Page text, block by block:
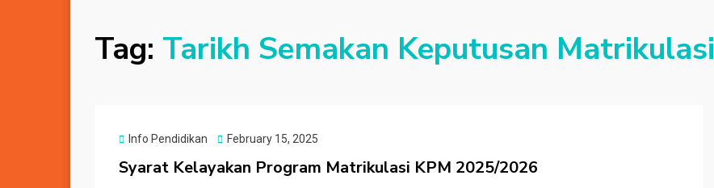
Tag: Tarikh Semakan Keputusan Matrikulasi
Info Pendidikan
Posted
February 15, 2025
Syarat Kelayakan Program Matrikulasi KPM 2025/2026